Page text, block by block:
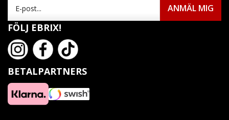
FÖLJ EBRIX!
BETALPARTNERS